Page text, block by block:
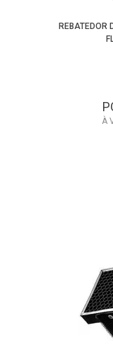
REBATEDOR
À